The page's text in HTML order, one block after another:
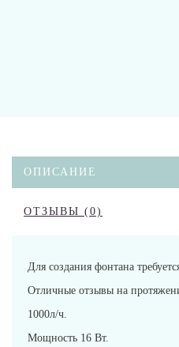
ОПИСАНИЕ
ОТЗЫВЫ (0)
Для создания фонтана
Отличные отзывы на
1000л/ч.
Мощность 16 Вт.